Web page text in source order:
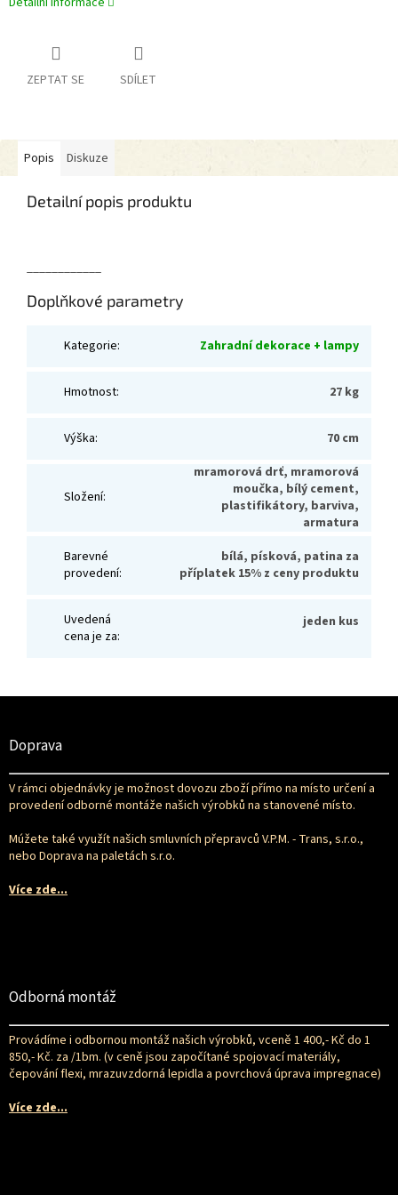
ZEPTAT SE SDÍLET
Popis Diskuze
Detailní popis produktu
____________
Doplňkové parametry
Kategorie: Zahradní dekorace + lampy
Hmotnost: 27 kg
Výška: 70 cm
Složení:
mramorová drť, mramorová
moučka, bílý cement,
plastifikátory, barviva,
armatura
Barevné
provedení:
bílá, písková, patina za
příplatek 15% z ceny produktu
Uvedená
cena je za:
jeden kus
Doprava
V rámci objednávky je možnost dovozu zboží přímo na místo určení a
provedení odborné montáže našich výrobků na stanovené místo.
Múžete také využít našich smluvních přepravců V.P.M. - Trans, s.r.o.,
nebo Doprava na paletách s.r.o.
Více zde...
Odborná montáž
Provádíme i odbornou montáž našich výrobků, vceně 1 400,- Kč do 1
850,- Kč. za /1bm. (v ceně jsou započítané spojovací materiály,
čepování flexi, mrazuvzdorná lepidla a povrchová úprava impregnace)
Více zde...